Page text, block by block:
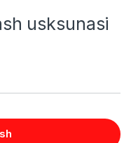
usksunasi